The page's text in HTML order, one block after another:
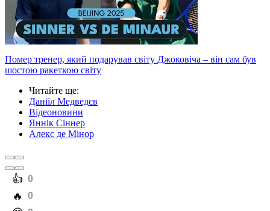
Помер тренер, який подарував світу Джоковіча – він сам був
шостою ракеткою світу
Читайте ще:
Даніїл Медведєв
Відеоновини
Яннік Сіннер
Алекс де Мінор
️👍 0
️🔥 0